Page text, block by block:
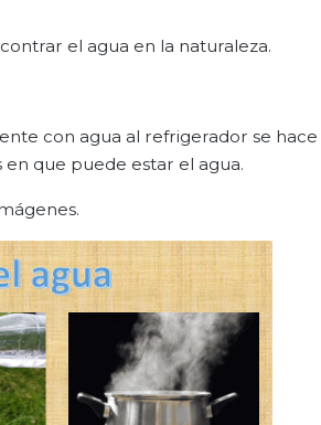
el agua en la naturaleza.
con agua al refrigerador se
en que puede estar el agua.